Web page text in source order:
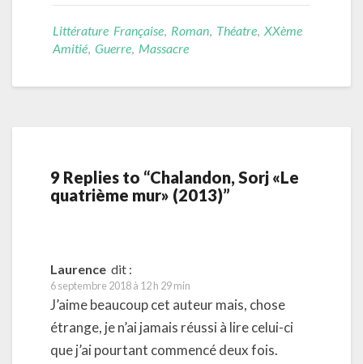
Littérature Française Roman Théatre XXème
Amitié Guerre Massacre
9 Replies to “Chalandon, Sorj «Le
quatrième mur» (2013)”
Laurence dit :
6 septembre 2018 à 12 h 29 min
J’aime beaucoup cet auteur mais, chose
étrange, je n’ai jamais réussi à lire celui-ci
que j’ai pourtant commencé deux fois.